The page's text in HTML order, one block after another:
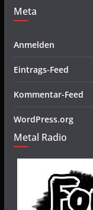
Meta
Anmelden
Eintrags-Feed
Kommentar-Feed
WordPress.org
Metal Radio